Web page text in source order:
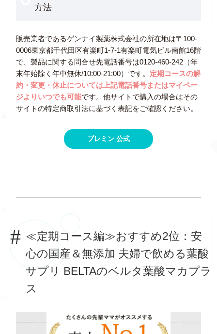
方法
販売業者であるゲンナイ製薬株式会社の所在地は〒100-
0006東京都千代田区有楽町1-7-1有楽町電気ビル南館16階
で、製品に関する問合せ先電話番号は0120-460-242（年
末年始除く年中無休/10:00-21:00）です。 定期コースの解
約・変更・休止については上記電話番号またはマイペー
ジよりいつでも可能です。他サイトで購入の場合はその
サイトの特定商取引法に基づく表記をご確認ください。
プレミン 公式
≪定期コース編≫おすすめ2位：安
心の国産＆無添加 夫婦で飲める葉酸
サプリ BELTAのベルタ葉酸マカプラ
ス